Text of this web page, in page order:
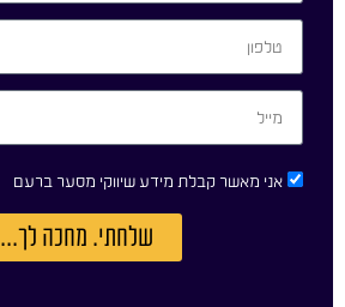
אני מאשר קבלת מידע שיווקי מסער ברעם
שלחתי. מחכה לך...